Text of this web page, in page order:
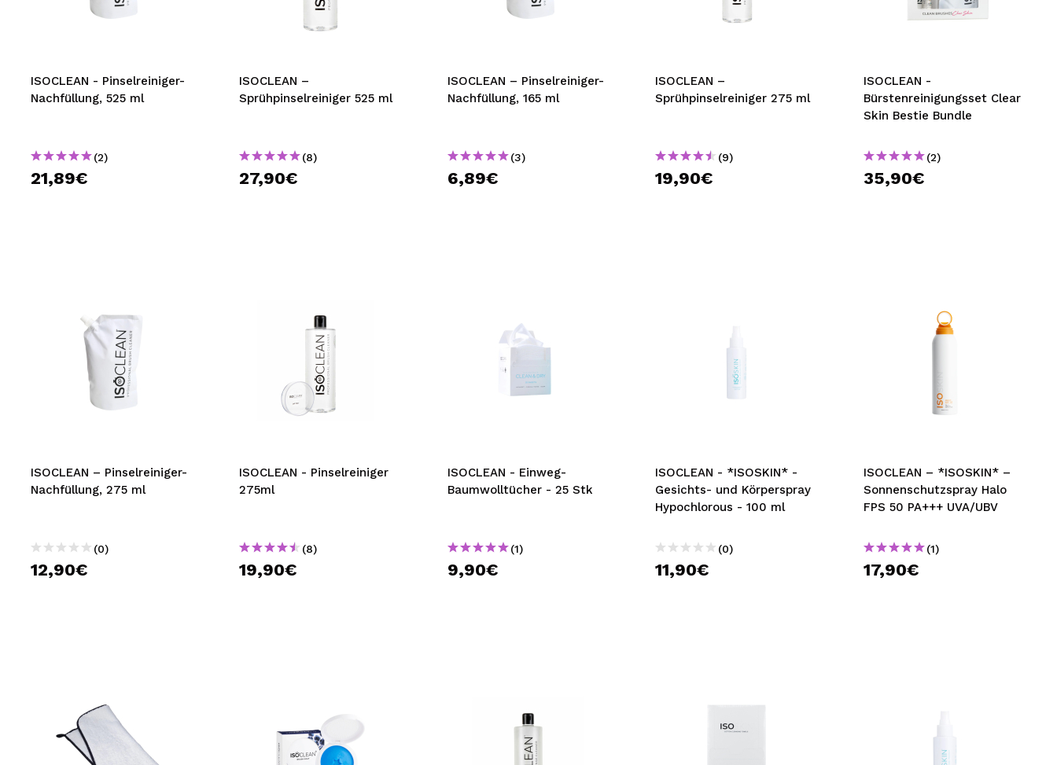
MAQUIFARMA
TRAVEL SIZE
SPECIALS
bisherigen Vorgänge einsehen.
BENUTZERKONTO ERSTELLEN
ISOCLEAN - Pinselreiniger-
Nachfüllung, 525 ml
(2)
21,89€
ISOCLEAN –
Sprühpinselreiniger 525 ml
(8)
27,90€
ISOCLEAN – Pinselreiniger-
Nachfüllung, 165 ml
(3)
6,89€
ISOCLEAN –
Sprühpinselreiniger 275 ml
(9)
19,90€
ISOCLEAN -
Bürstenreinigungsset Clear
Skin Bestie Bundle
(2)
35,90€
ISOCLEAN – Pinselreiniger-
Nachfüllung, 275 ml
(0)
12,90€
ISOCLEAN - Pinselreiniger
275ml
(8)
19,90€
ISOCLEAN - Einweg-
Baumwolltücher - 25 Stk
(1)
9,90€
ISOCLEAN - *ISOSKIN* -
Gesichts- und Körperspray
Hypochlorous - 100 ml
(0)
11,90€
ISOCLEAN – *ISOSKIN* –
Sonnenschutzspray Halo
FPS 50 PA+++ UVA/UBV
(1)
17,90€